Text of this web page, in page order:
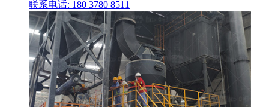
联系电话: 180 3780 8511